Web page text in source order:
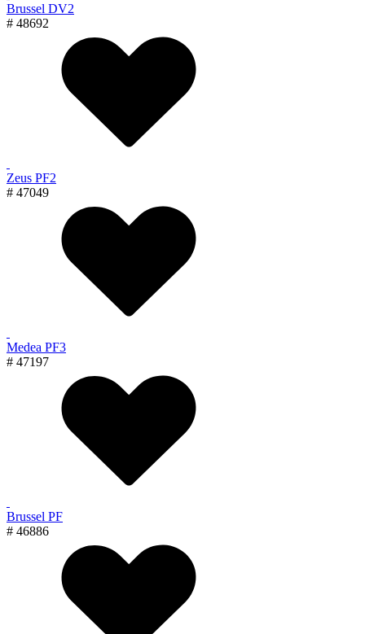
Brussel DV2
# 48692
Zeus PF2
# 47049
Medea PF3
# 47197
Brussel PF
# 46886